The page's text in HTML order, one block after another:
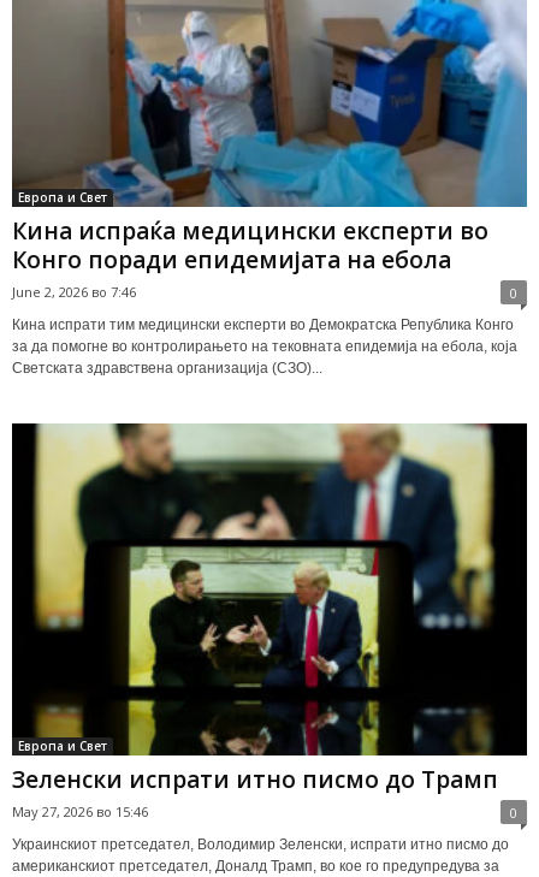
Европа и Свет
Кина испраќа медицински експерти во
Конго поради епидемијата на ебола
June 2, 2026 во 7:46 0
Кина испрати тим медицински експерти во Демократска Република Конго
за да помогне во контролирањето на тековната епидемија на ебола, која
Светската здравствена организација (СЗО)...
Европа и Свет
Зеленски испрати итно писмо до Трамп
May 27, 2026 во 15:46 0
Украинскиот претседател, Володимир Зеленски, испрати итно писмо до
американскиот претседател, Доналд Трамп, во кое го предупредува за